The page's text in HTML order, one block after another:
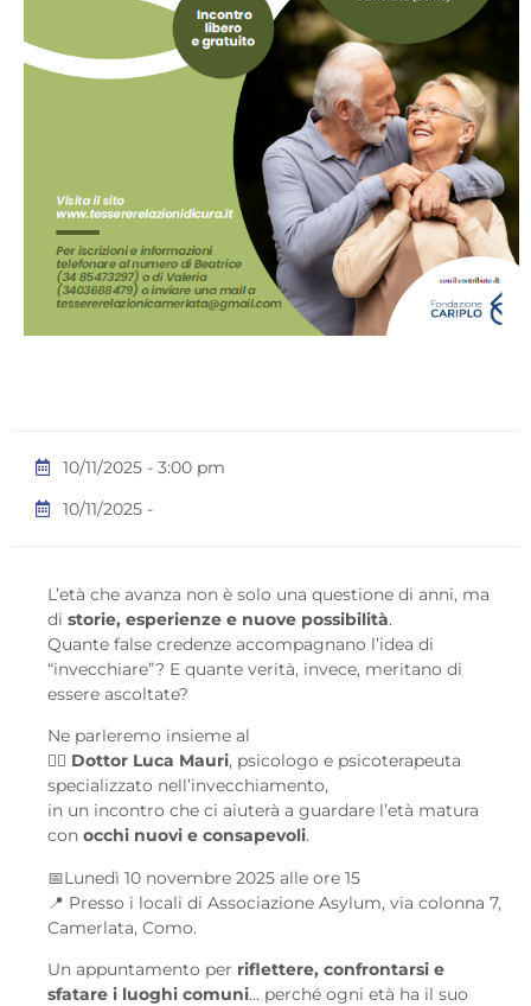
10/11/2025 - 3:00 pm
10/11/2025 -
L’età che avanza non è solo una questione di anni, ma
di storie, esperienze e nuove possibilità.
Quante false credenze accompagnano l’idea di
“invecchiare”? E quante verità, invece, meritano di
essere ascoltate?
Ne parleremo insieme al
👨‍⚕️ Dottor Luca Mauri, psicologo e psicoterapeuta
specializzato nell’invecchiamento,
in un incontro che ci aiuterà a guardare l’età matura
con occhi nuovi e consapevoli.
📅Lunedì 10 novembre 2025 alle ore 15
📍 Presso i locali di Associazione Asylum, via colonna 7,
Camerlata, Como.
Un appuntamento per riflettere, confrontarsi e
sfatare i luoghi comuni… perché ogni età ha il suo